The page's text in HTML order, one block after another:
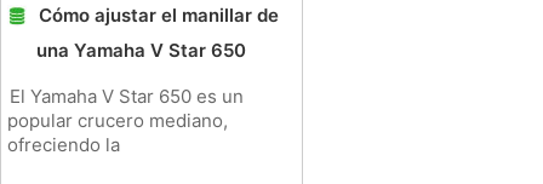
Cómo ajustar el manillar de
una Yamaha V Star 650
El Yamaha V Star 650 es un
popular crucero mediano,
ofreciendo la